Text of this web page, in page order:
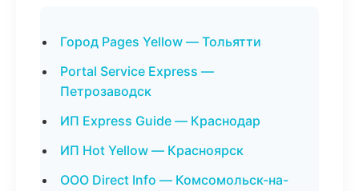
Город Pages Yellow — Тольятти
Portal Service Express —
Петрозаводск
ИП Express Guide — Краснодар
ИП Hot Yellow — Красноярск
ООО Direct Info — Комсомольск-на-